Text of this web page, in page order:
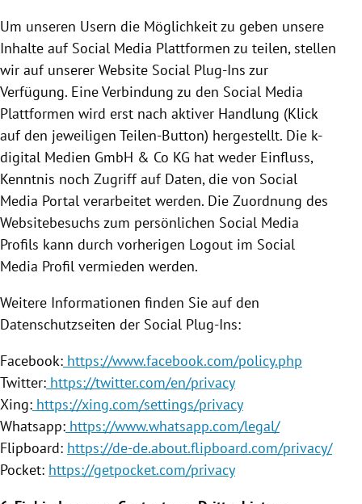
Um unseren Usern die Möglichkeit zu geben unsere
Inhalte auf Social Media Plattformen zu teilen, stellen
wir auf unserer Website Social Plug-Ins zur
Verfügung. Eine Verbindung zu den Social Media
Plattformen wird erst nach aktiver Handlung (Klick
auf den jeweiligen Teilen-Button) hergestellt. Die k-
digital Medien GmbH & Co KG hat weder Einfluss,
Kenntnis noch Zugriff auf Daten, die von Social
Media Portal verarbeitet werden. Die Zuordnung des
Websitebesuchs zum persönlichen Social Media
Profils kann durch vorherigen Logout im Social
Media Profil vermieden werden.
Weitere Informationen finden Sie auf den
Datenschutzseiten der Social Plug-Ins:
Facebook: https://www.facebook.com/policy.php
Twitter: https://twitter.com/en/privacy
Xing: https://xing.com/settings/privacy
Whatsapp: https://www.whatsapp.com/legal/
Flipboard: https://de-de.about.flipboard.com/privacy/
Pocket: https://getpocket.com/privacy